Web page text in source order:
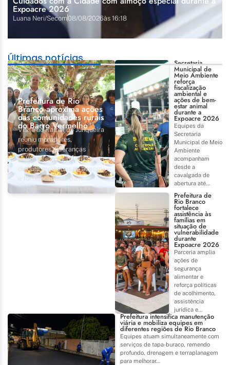
Expoacre 2026
Luana Neri/Secom08/08/2026às 16:18
Últimas notícias
Prefeitura de Rio
Branco aproxima ações
das comunidades rurais
do Barro Vermelho
Visita ao Ramal do Junqueira
reuniu moradores,
produtores, lideranças
políticas e comunitárias para
discutir melhorias no acesso
e fortalecimento da...
Secretaria
Municipal de
Meio Ambiente
reforça
fiscalização
ambiental e
ações de bem-
estar animal
durante a
Expoacre 2026
Equipes da
Secretaria
Municipal de Meio
Ambiente
acompanham
desde a
cavalgada de
abertura até...
Prefeitura de
Rio Branco
fortalece
assistência às
famílias em
situação de
vulnerabilidade
durante
Expoacre 2026
Parceria amplia
ações de
segurança
alimentar e
reforça políticas
de acolhimento,
assistência
jurídica e...
Prefeitura intensifica manutenção
viária e mobiliza equipes em
diferentes regiões de Rio Branco
Equipes atuam simultaneamente com
serviços de tapa-buraco, remendo
profundo, drenagem e terraplanagem
para melhorar...